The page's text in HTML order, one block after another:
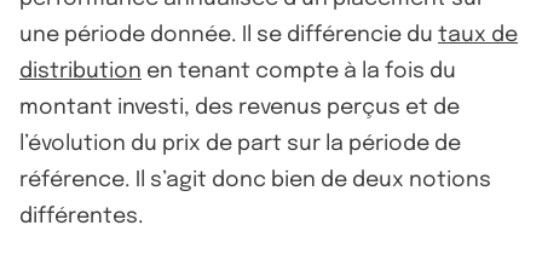
une période donnée. Il se différencie du taux de
distribution en tenant compte à la fois du
montant investi, des revenus perçus et de
l’évolution du prix de part sur la période de
référence. Il s’agit donc bien de deux notions
différentes.